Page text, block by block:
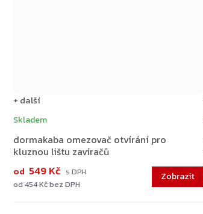
dormakaba omezovač otvírání pro
kluznou lištu zavíračů
Skladem
od 454 Kč bez DPH
od 549 Kč
+ další